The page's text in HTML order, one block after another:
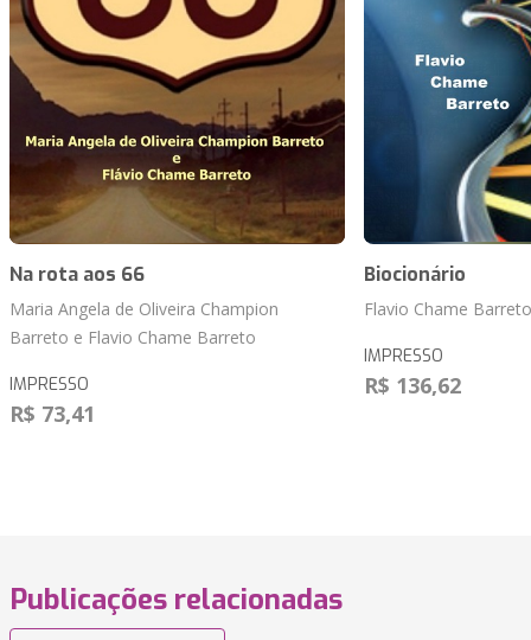
Na rota aos 66
Maria Angela de Oliveira Champion
Barreto e Flavio Chame Barreto
IMPRESSO
R$ 73,41
Biocionário
Flavio Chame Barreto
IMPRESSO
R$ 136,62
Publicações relacionadas